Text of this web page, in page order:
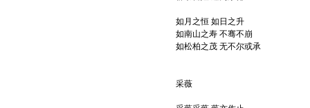
如月之恒 如日之升
如南山之寿 不骞不崩
如松柏之茂 无不尔或承
采薇